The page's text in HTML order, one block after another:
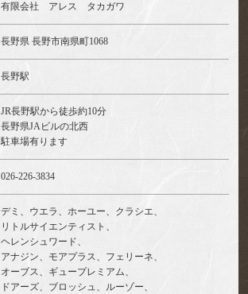
有限会社 アレス タカガワ
長野県 長野市南県町1068
長野駅
JR長野駅から徒歩約10分
長野県JAビルの北西
駐車場有ります
026-226-3834
デミ、ウエラ、ホーユー、クラシエ、
リトルサイエンティスト、
ヘレンシュワード、
アナジン、モアプラス、フェリーネ、
オーブス、ギュープレミアム、
ドアーズ、ブロッシュ、ルーゾー、